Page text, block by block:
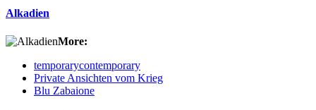
Alkadien
More:
temporarycontemporary
Private Ansichten vom Krieg
Blu Zabaione